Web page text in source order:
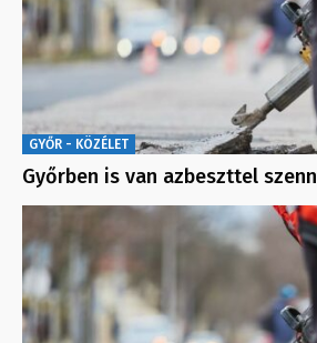
GYŐR - KÖZÉLET
Győrben is van azbeszttel